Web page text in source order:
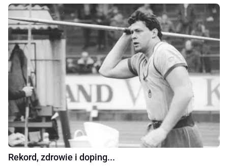
Rekord, zdrowie i doping...